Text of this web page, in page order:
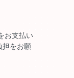
お支払い
担をお願